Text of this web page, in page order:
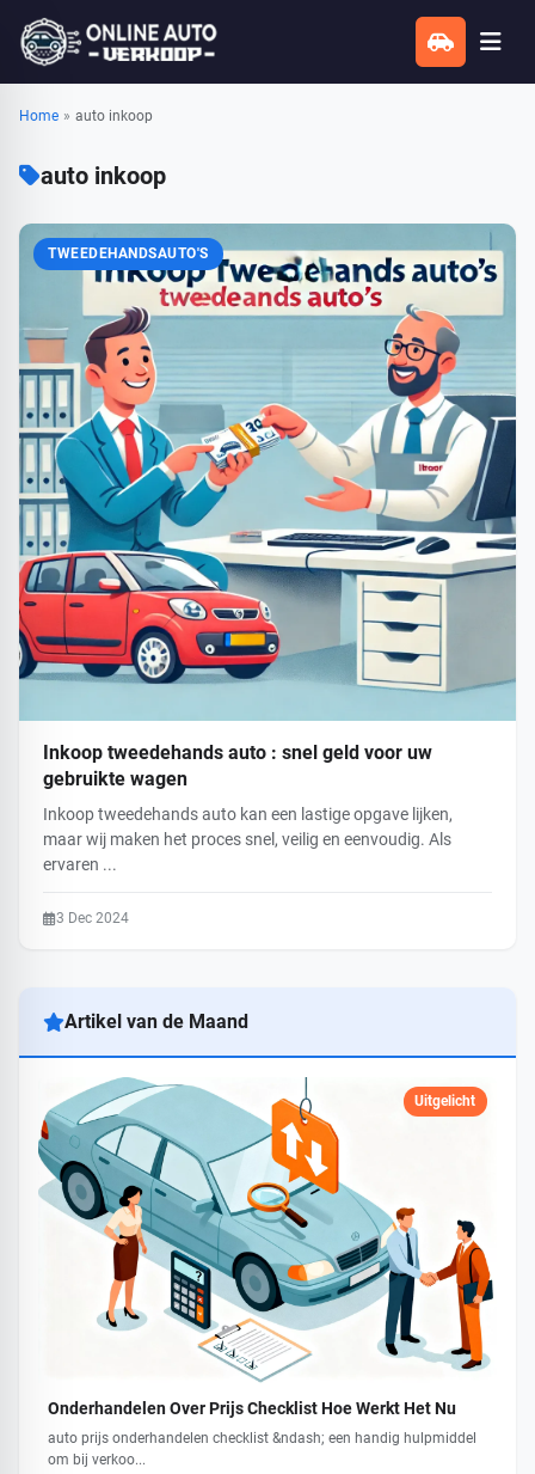
Home » auto inkoop
auto inkoop
TWEEDEHANDSAUTO'S
Inkoop tweedehands auto : snel geld voor uw
gebruikte wagen
Inkoop tweedehands auto kan een lastige opgave lijken,
maar wij maken het proces snel, veilig en eenvoudig. Als
ervaren ...
3 Dec 2024
Artikel van de Maand
Uitgelicht
Onderhandelen Over Prijs Checklist Hoe Werkt Het Nu
auto prijs onderhandelen checklist &ndash; een handig hulpmiddel
om bij verkoo...